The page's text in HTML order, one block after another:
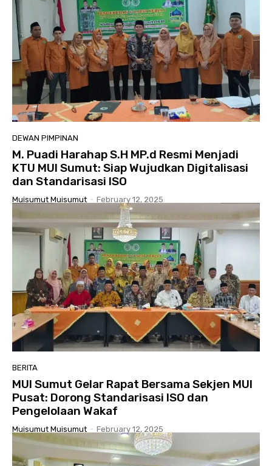
DEWAN PIMPINAN
M. Puadi Harahap S.H MP.d Resmi Menjadi
KTU MUI Sumut: Siap Wujudkan Digitalisasi
dan Standarisasi ISO
Muisumut Muisumut - February 12, 2025
BERITA
MUI Sumut Gelar Rapat Bersama Sekjen MUI
Pusat: Dorong Standarisasi ISO dan
Pengelolaan Wakaf
Muisumut Muisumut - February 12, 2025